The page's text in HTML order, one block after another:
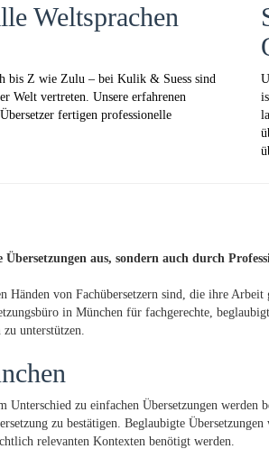
Weltsprachen
bis Z wie Zulu – bei Kulik & Suess sind
Welt vertreten. Unsere erfahrenen
fertigen professionelle
aus, sondern auch durch
von Fachübersetzern sind, die ihre Arbeit
in München für fachgerechte,
unterstützen.
zu einfachen Übersetzungen werden
zu bestätigen. Beglaubigte
relevanten Kontexten benötigt werden.